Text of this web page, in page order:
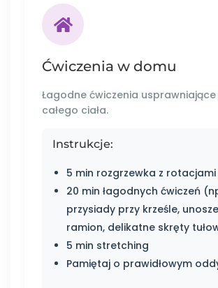
Ćwiczenia w domu
Łagodne ćwiczenia
całego ciała.
Instrukcje:
5 min rozgrzewka z
20 min łagodnych ćwiczeń
przysiady przy krześle,
ramion, delikatne skręty
5 min stretching
Pamiętaj o prawidłowym